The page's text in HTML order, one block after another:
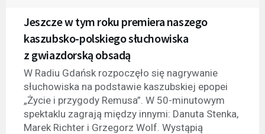
Jeszcze w tym roku premiera naszego
kaszubsko-polskiego słuchowiska
z gwiazdorską obsadą
W Radiu Gdańsk rozpoczęło się nagrywanie
słuchowiska na podstawie kaszubskiej epopei
„Życie i przygody Remusa”. W 50-minutowym
spektaklu zagrają między innymi: Danuta Stenka,
Marek Richter i Grzegorz Wolf. Wystąpią